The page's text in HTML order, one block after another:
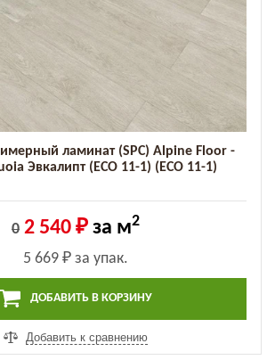
ламинат (SPC) Alpine Floor -
Эвкалипт (ECO 11-1) (ECO 11-1)
0 2 540 ₽ за м2
5 669 ₽ за упак.
ДОБАВИТЬ В КОРЗИНУ
Добавить к сравнению